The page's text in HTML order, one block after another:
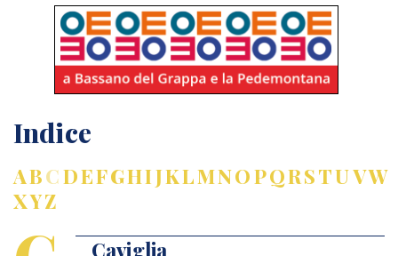
Indice
ABCDEFGHIJKLMNOPQRSTUVW
XYZ
Caviglia